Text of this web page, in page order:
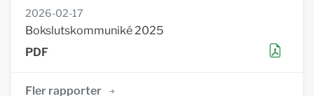
2026-02-17
Bokslutskommuniké 2025
Fler rapporter